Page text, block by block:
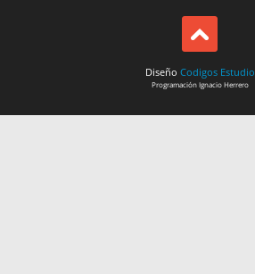
Diseño Codigos Estudio
ProgramaciónIgnacio Herrero